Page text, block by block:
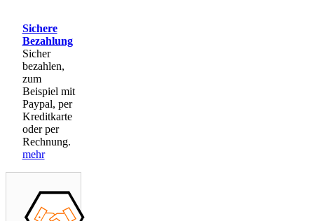
Sichere
Bezahlung
Sicher
bezahlen,
zum
Beispiel mit
Paypal, per
Kreditkarte
oder per
Rechnung.
mehr